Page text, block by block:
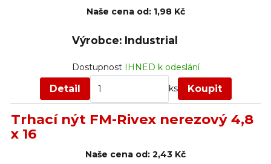
Naše cena od:1,98 Kč
Výrobce: Industrial
DostupnostIHNED k odeslání
Detail ks Koupit
Trhací nýt FM-Rivex nerezový 4,8
x 16
Naše cena od: 2,43 Kč